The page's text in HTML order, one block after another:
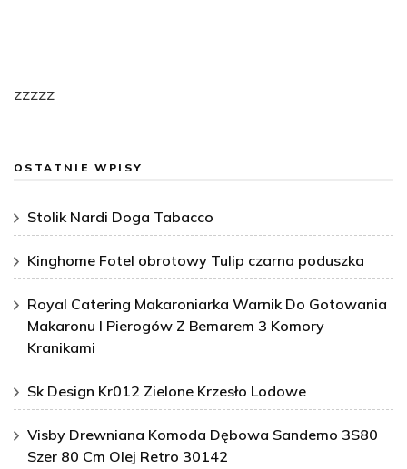
zzzzz
OSTATNIE WPISY
Stolik Nardi Doga Tabacco
Kinghome Fotel obrotowy Tulip czarna poduszka
Royal Catering Makaroniarka Warnik Do Gotowania
Makaronu I Pierogów Z Bemarem 3 Komory
Kranikami
Sk Design Kr012 Zielone Krzesło Lodowe
Visby Drewniana Komoda Dębowa Sandemo 3S80
Szer 80 Cm Olej Retro 30142